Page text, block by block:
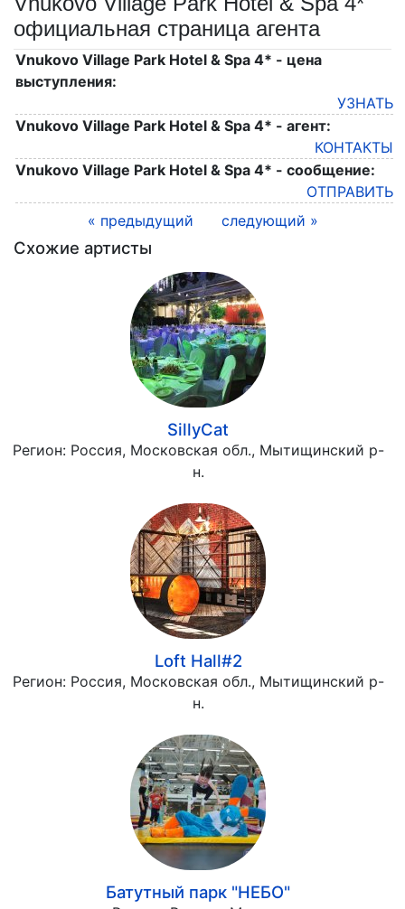
официальная страница агента
Vnukovo Village Park Hotel & Spa 4* - цена
выступления:
УЗНАТЬ
Vnukovo Village Park Hotel & Spa 4* - агент:
КОНТАКТЫ
Vnukovo Village Park Hotel & Spa 4* - сообщение:
ОТПРАВИТЬ
« предыдущий
следующий »
Схожие артисты
SillyCat
Регион: Россия, Московская обл., Мытищинский р-
н.
Loft Hall#2
Регион: Россия, Московская обл., Мытищинский р-
н.
Батутный парк "НЕБО"